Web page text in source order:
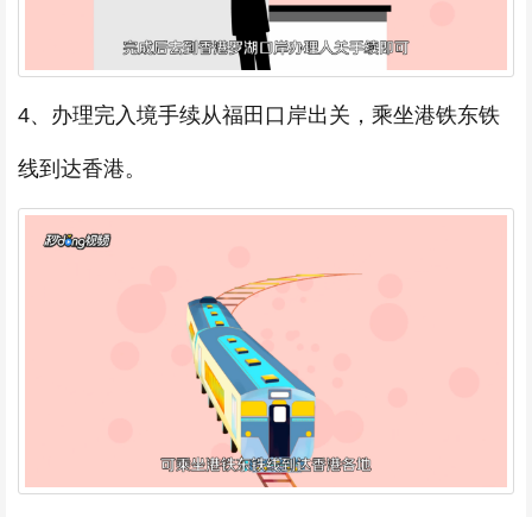
4、办理完入境手续从福田口岸出关，乘坐港铁东铁
线到达香港。